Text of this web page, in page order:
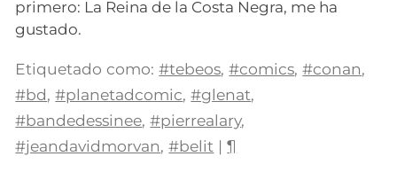
primero: La Reina de la Costa Negra, me ha
gustado.
Etiquetado como: #tebeos,#comics,#conan,
#bd,#planetadcomic,#glenat,
#bandedessinee,#pierrealary,
#jeandavidmorvan,#belit |¶